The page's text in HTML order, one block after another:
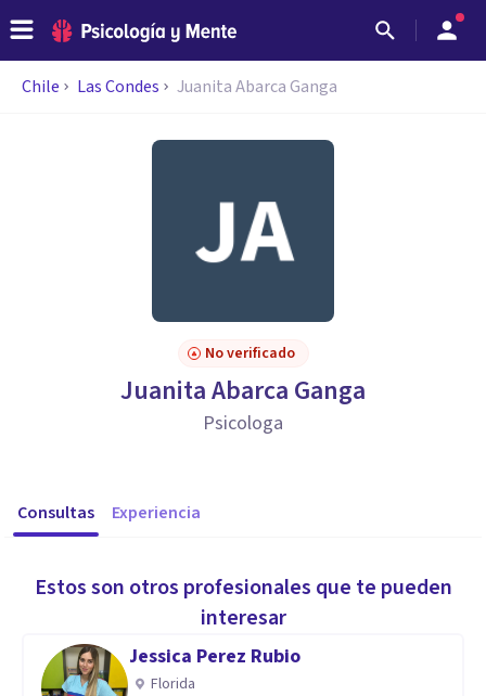
Chile Las Condes Juanita Abarca Ganga
No verificado
Juanita Abarca Ganga
Psicologa
Consultas Experiencia
Estos son otros profesionales que te pueden
interesar
Jessica Perez Rubio
Florida